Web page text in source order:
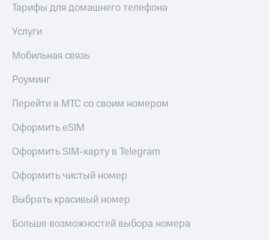
Тарифы для домашнего телефона
Услуги
Мобильная связь
Роуминг
Перейти в МТС со своим номером
Оформить eSIM
Оформить SIM-карту в Telegram
Оформить чистый номер
Выбрать красивый номер
Больше возможностей выбора номера